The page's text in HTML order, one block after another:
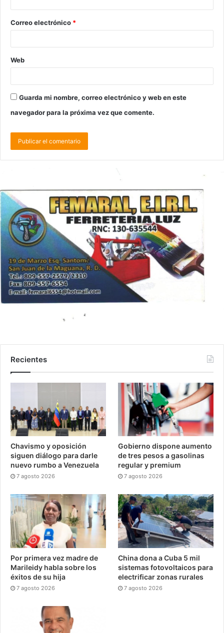
Correo electrónico *
Web
Guarda mi nombre, correo electrónico y web en este
navegador para la próxima vez que comente.
Recientes
Chavismo y oposición
siguen diálogo para darle
nuevo rumbo a Venezuela
7 agosto 2026
Gobierno dispone aumento
de tres pesos a gasolinas
regular y premium
7 agosto 2026
Por primera vez madre de
Marileidy habla sobre los
éxitos de su hija
7 agosto 2026
China dona a Cuba 5 mil
sistemas fotovoltaicos para
electrificar zonas rurales
7 agosto 2026